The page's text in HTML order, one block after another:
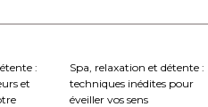
:
et
Spa, relaxation et détente :
techniques inédites pour
éveiller vos sens